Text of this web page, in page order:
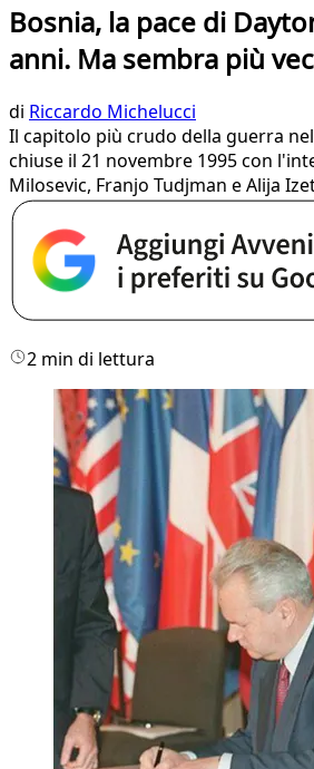
Bosnia, la pace di
anni. Ma sembra più
di Riccardo Michelucci
Il capitolo più crudo della guerra
chiuse il 21 novembre 1995 con
Milosevic, Franjo Tudjman e Alija
2 min di lettura